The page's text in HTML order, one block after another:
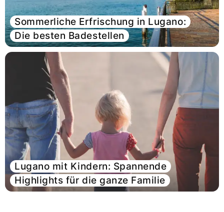
Sommerliche Erfrischung in Lugano:
Die besten Badestellen
Lugano mit Kindern: Spannende
Highlights für die ganze Familie